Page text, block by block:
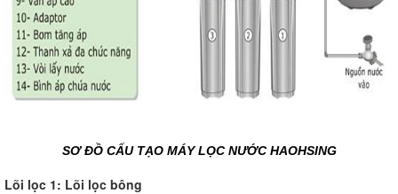
SƠ ĐỒ CẤU TẠO MÁY LỌC NƯỚC HAOHSING
Lõi lọc 1: Lõi lọc bông